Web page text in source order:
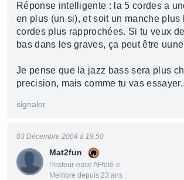
Réponse intelligente : la 5 cordes a
en plus (un si), et soit un manche plus
cordes plus rapprochées. Si tu veux
bas dans les graves, ça peut être
Je pense que la jazz bass sera plus
precision, mais comme tu vas
signaler
Mat2fun
Posteur·euse AFfolé·e
Membre depuis 23 ans
03 Décembre 2004 à 19:50